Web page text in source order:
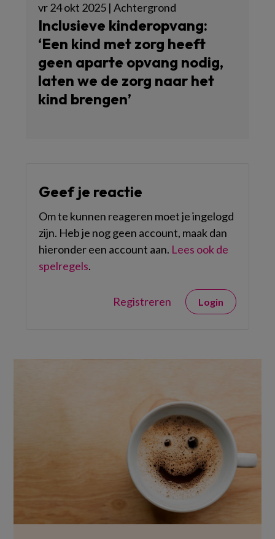
vr 24 okt 2025 | Achtergrond
Inclusieve kinderopvang:
‘Een kind met zorg heeft
geen aparte opvang nodig,
laten we de zorg naar het
kind brengen’
Geef je reactie
Om te kunnen reageren moet je ingelogd
zijn. Heb je nog geen account, maak dan
hieronder een account aan. Lees ook de
spelregels.
Registreren Login